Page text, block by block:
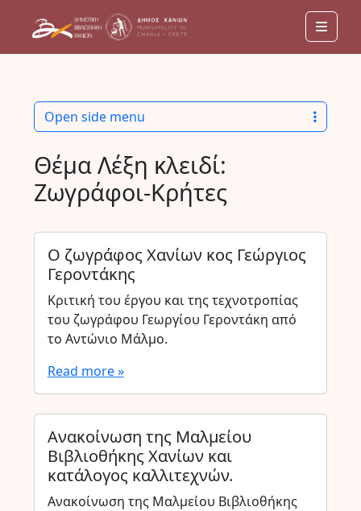
Θέμα Λέξη κλειδί:
Ζωγράφοι-Κρήτες
Ο ζωγράφος Χανίων κος Γεώργιος
Γεροντάκης
Κριτική του έργου και της τεχνοτροπίας
του ζωγράφου Γεωργίου Γεροντάκη από
το Αντώνιο Μάλμο.
Read more »
Ανακοίνωση της Μαλμείου
Βιβλιοθήκης Χανίων και
κατάλογος καλλιτεχνών.
Ανακοίνωση της Μαλμείου Βιβλιοθήκης
Open side menu